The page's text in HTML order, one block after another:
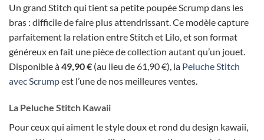
Un grand Stitch qui tient sa petite poupée Scrump dans les
bras : difficile de faire plus attendrissant. Ce modèle capture
parfaitement la relation entre Stitch et Lilo, et son format
généreux en fait une pièce de collection autant qu’un jouet.
Disponible à49,90 € (au lieu de 61,90 €), la Peluche Stitch
avec Scrumpest l’une de nos meilleures ventes.
La Peluche Stitch Kawaii
Pour ceux qui aiment le style doux et rond du design kawaii,